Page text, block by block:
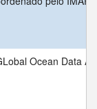
Ocean Data